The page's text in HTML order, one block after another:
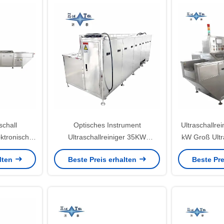
40KHZ
Optisches Instrument
Ultraschallreiniger 35KW
Ultraschallreinigungsmaschine
CE-zertifiziert
Beste Preis erhalten
kW Groß
Beste